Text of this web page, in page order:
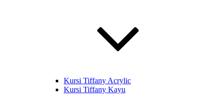
Kursi Tiffany Acrylic
Kursi Tiffany Kayu